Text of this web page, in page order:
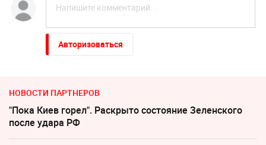
Авторизоваться
НОВОСТИ ПАРТНЕРОВ
"Пока Киев горел". Раскрыто состояние Зеленского
после удара РФ